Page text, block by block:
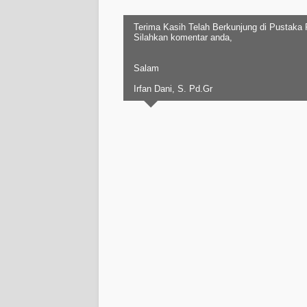
Terima Kasih Telah Berkunjung di Pustaka
Silahkan komentar anda,
Salam
Irfan Dani, S. Pd.Gr